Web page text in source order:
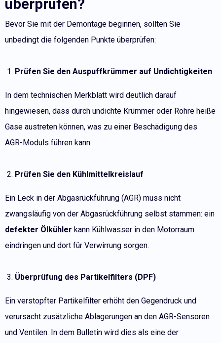
überprüfen?
Bevor Sie mit der Demontage beginnen, sollten Sie
unbedingt die folgenden Punkte überprüfen:
Prüfen Sie den Auspuffkrümmer auf Undichtigkeiten
In dem technischen Merkblatt wird deutlich darauf
hingewiesen, dass durch undichte Krümmer oder Rohre heiße
Gase austreten können, was zu einer Beschädigung des
AGR-Moduls führen kann.
Prüfen Sie den Kühlmittelkreislauf
Ein Leck in der Abgasrückführung (AGR) muss nicht
zwangsläufig von der Abgasrückführung selbst stammen: ein
defekter Ölkühler kann Kühlwasser in den Motorraum
eindringen und dort für Verwirrung sorgen.
Überprüfung des Partikelfilters (DPF)
Ein verstopfter Partikelfilter erhöht den Gegendruck und
verursacht zusätzliche Ablagerungen an den AGR-Sensoren
und Ventilen. In dem Bulletin wird dies als eine der